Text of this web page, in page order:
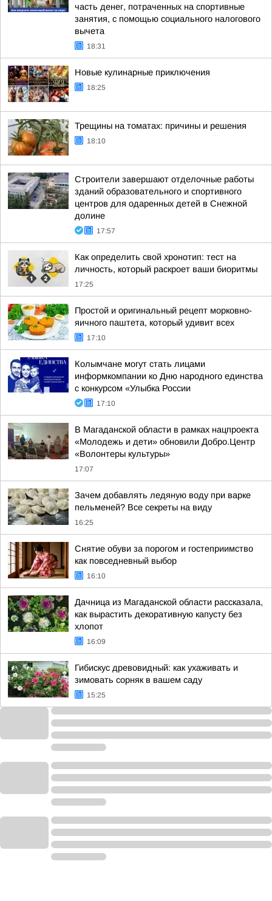
часть денег, потраченных на спортивные
занятия, с помощью социального налогового
вычета
18:31
Новые кулинарные приключения
18:25
Трещины на томатах: причины и решения
18:10
Строители завершают отделочные работы
зданий образовательного и спортивного
центров для одаренных детей в Снежной
долине
17:57
Как определить свой хронотип: тест на
личность, который раскроет ваши биоритмы
17:25
Простой и оригинальный рецепт морковно-
яичного паштета, который удивит всех
17:10
Колымчане могут стать лицами
информкомпании ко Дню народного единства
с конкурсом «Улыбка России
17:10
В Магаданской области в рамках нацпроекта
«Молодежь и дети» обновили Добро.Центр
«Волонтеры культуры»
17:07
Зачем добавлять ледяную воду при варке
пельменей? Все секреты на виду
16:25
Снятие обуви за порогом и гостеприимство
как повседневный выбор
16:10
Дачница из Магаданской области рассказала,
как вырастить декоративную капусту без
хлопот
16:09
Гибискус древовидный: как ухаживать и
зимовать сорняк в вашем саду
15:25